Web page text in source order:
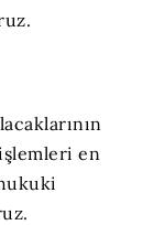
en